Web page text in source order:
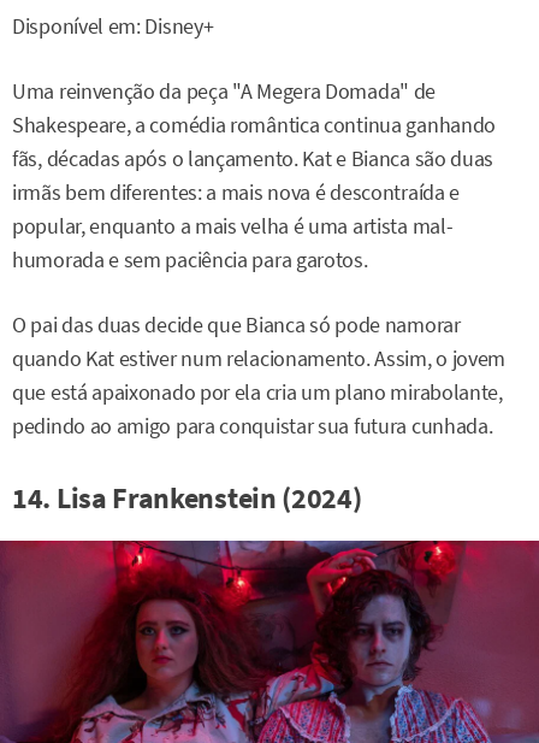
Disponível em: Disney+
Uma reinvenção da peça "A Megera Domada" de
Shakespeare, a comédia romântica continua ganhando
fãs, décadas após o lançamento. Kat e Bianca são duas
irmãs bem diferentes: a mais nova é descontraída e
popular, enquanto a mais velha é uma artista mal-
humorada e sem paciência para garotos.
O pai das duas decide que Bianca só pode namorar
quando Kat estiver num relacionamento. Assim, o jovem
que está apaixonado por ela cria um plano mirabolante,
pedindo ao amigo para conquistar sua futura cunhada.
14. Lisa Frankenstein (2024)